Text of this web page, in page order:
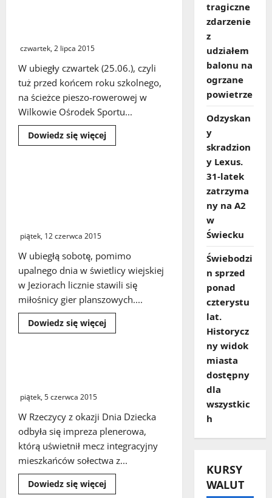
Coopera
czwartek, 2 lipca 2015
W ubiegły czwartek (25.06.), czyli
tuż przed końcem roku szkolnego,
na ścieżce pieszo-rowerowej w
Wilkowie Ośrodek Sportu...
Dowiedz się więcejDowiedz
się
zorganizowanych
na
plaży
Wilkowie
piątek, 12 czerwca 2015
W ubiegłą sobotę, pomimo
upalnego dnia w świetlicy wiejskiej
w Jeziorach licznie stawili się
miłośnicy gier planszowych....
Dowiedz się więcejDowiedz
się
o
puchar
wojewody
lubuskiego
piątek, 5 czerwca 2015
W Rzeczycy z okazji Dnia Dziecka
odbyła się impreza plenerowa,
którą uświetnił mecz integracyjny
mieszkańców sołectwa z...
Dowiedz się więcejDowiedz
się
tragiczne
zdarzenie
z
udziałem
balonu na
ogrzane
powietrze
Odzyskan
y
skradzion
y Lexus.
31‑latek
zatrzyma
ny na A2
w
Świecku
Świebodzi
n sprzed
ponad
czterystu
lat.
Historycz
ny widok
miasta
dostępny
dla
wszystkic
h
KURSY
WALUT